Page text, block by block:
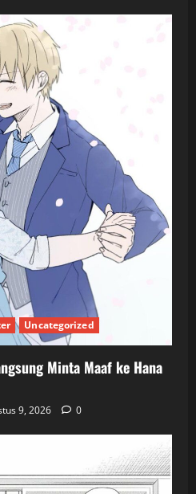
Uncategorized
Minta Maaf ke Hana
9, 2026 0